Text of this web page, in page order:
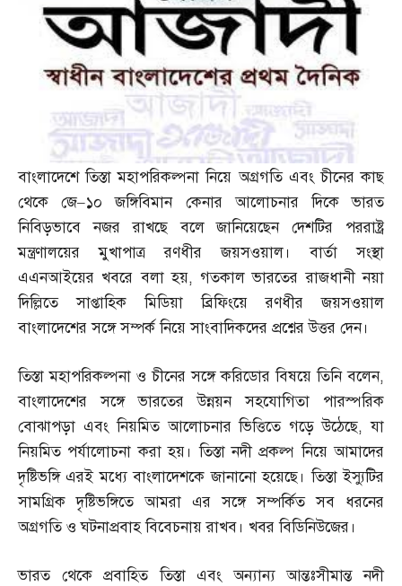
বাংলাদেশে তিস্তা মহাপরিকল্পনা নিয়ে অগ্রগতি এবং চীনের কাছ
থেকে জে–১০ জঙ্গিবিমান কেনার আলোচনার দিকে ভারত
নিবিড়ভাবে নজর রাখছে বলে জানিয়েছেন দেশটির পররাষ্ট্র
মন্ত্রণালয়ের মুখাপাত্র রণধীর জয়সওয়াল। বার্তা সংস্থা
এএনআইয়ের খবরে বলা হয়,গতকাল ভারতের রাজধানী নয়া
দিল্লিতে সাপ্তাহিক মিডিয়া ব্রিফিংয়ে রণধীর জয়সওয়াল
বাংলাদেশের সঙ্গে সম্পর্ক নিয়ে সাংবাদিকদের প্রশ্নের উত্তর দেন।
তিস্তা মহাপরিকল্পনা ও চীনের সঙ্গে করিডোর বিষয়ে তিনি বলেন,
বাংলাদেশের সঙ্গে ভারতের উন্নয়ন সহযোগিতা পারস্পরিক
বোঝাপড়া এবং নিয়মিত আলোচনার ভিত্তিতে গড়ে উঠেছে,যা
নিয়মিত পর্যালোচনা করা হয়। তিস্তা নদী প্রকল্প নিয়ে আমাদের
দৃষ্টিভঙ্গি এরই মধ্যে বাংলাদেশকে জানানো হয়েছে। তিস্তা ইস্যুটির
সামগ্রিক দৃষ্টিভঙ্গিতে আমরা এর সঙ্গে সম্পর্কিত সব ধরনের
অগ্রগতি ও ঘটনাপ্রবাহ বিবেচনায় রাখব। খবর বিডিনিউজের।
ভারত থেকে প্রবাহিত তিস্তা এবং অন্যান্য আন্তঃসীমান্ত নদী